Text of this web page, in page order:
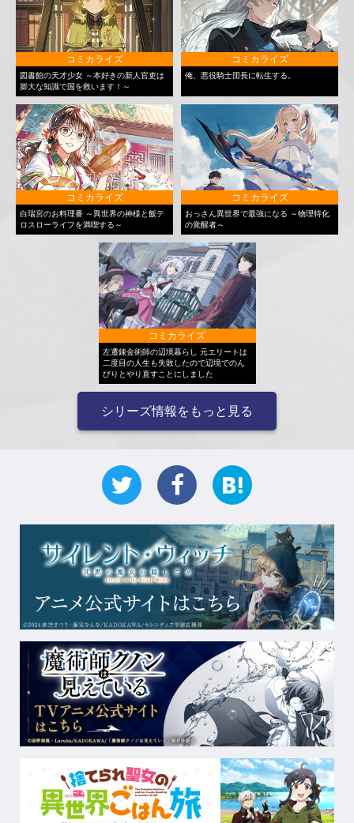
コミカライズ
図書館の天才少女 ～本好きの新人官吏は
膨大な知識で国を救います！～
コミカライズ
俺、悪役騎士団長に転生する。
コミカライズ
白瑞宮のお料理番 ～異世界の神様と飯テ
ロスローライフを満喫する～
コミカライズ
おっさん異世界で最強になる ～物理特化
の覚醒者～
コミカライズ
左遷錬金術師の辺境暮らし 元エリートは
二度目の人生も失敗したので辺境でのん
びりとやり直すことにしました
シリーズ情報をもっと見る